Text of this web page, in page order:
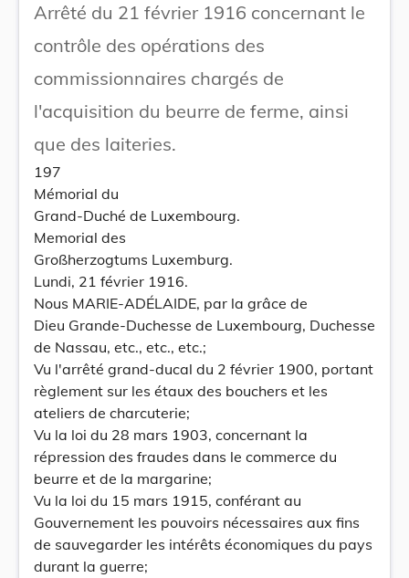
Arrêté du 21 février 1916 concernant le
contrôle des opérations des
commissionnaires chargés de
l'acquisition du beurre de ferme, ainsi
que des laiteries.
197
Mémorial du
Grand-Duché de Luxembourg.
Memorial des
Großherzogtums Luxemburg.
Lundi, 21 février 1916.
Nous MARIE-ADÉLAIDE, par la grâce de
Dieu Grande-Duchesse de Luxembourg, Duchesse
de Nassau, etc., etc., etc.;
Vu l'arrêté grand-ducal du 2 février 1900, portant
règlement sur les étaux des bouchers et les
ateliers de charcuterie;
Vu la loi du 28 mars 1903, concernant la
répression des fraudes dans le commerce du
beurre et de la margarine;
Vu la loi du 15 mars 1915, conférant au
Gouvernement les pouvoirs nécessaires aux fins
de sauvegarder les intérêts économiques du pays
durant la guerre;